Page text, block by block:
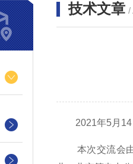
技术文章 /
2021年5月14日
本次交流会由